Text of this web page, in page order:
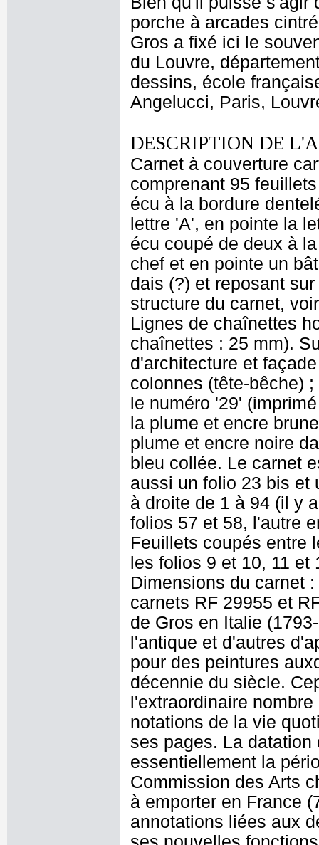
porche à arcades
Gros a fixé ici le
du Louvre,
dessins, école
Angelucci, Paris,
DESCRIPTION DE
Carnet à couverture
comprenant 95
écu à la bordure
lettre 'A', en pointe la
écu coupé de deux à
chef et en pointe un
dais (?) et reposant
structure du carnet,
Lignes de chaînettes
chaînettes : 25 mm).
d'architecture et
colonnes (tête-bêche)
le numéro '29'
la plume et encre
plume et encre noire
bleu collée. Le carnet
aussi un folio 23 bis et
à droite de 1 à 94 (il y
folios 57 et 58, l'autre
Feuillets coupés entre
les folios 9 et 10, 11
Dimensions du carnet
carnets RF 29955 et
de Gros en Italie
l'antique et d'autres
pour des peintures
décennie du siècle.
l'extraordinaire
notations de la vie
ses pages. La
essentiellement la
Commission des Arts
à emporter en France
annotations liées aux